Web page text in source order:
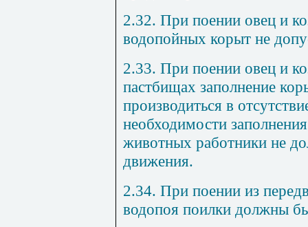
2.32. При поении овец и
водопойных корыт не
2.33. При поении овец и
пастбищах заполнение
производиться в
необходимости
животных работники не
движения.
2.34. При поении из
водопоя поилки должны